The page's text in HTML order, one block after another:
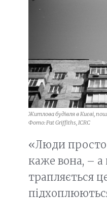
Житлова будівля в Києві,
Фото: Pat Griffiths, ICRC
«Люди просто
каже вона, – а
трапляється